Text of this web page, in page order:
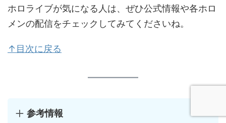
ホロライブが気になる人は、ぜひ公式情報や各ホロ
メンの配信をチェックしてみてくださいね。
↑目次に戻る
参考情報